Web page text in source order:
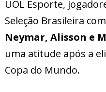
UOL Esporte,
Seleção Brasileira
Neymar, Alisson e
uma atitude após a
Copa do Mundo.